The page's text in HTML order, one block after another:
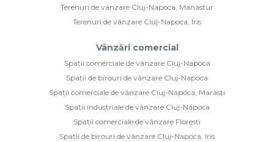
Terenuri de vânzare Cluj-Napoca, Manastur
Terenuri de vânzare Cluj-Napoca, Iris
Vânzări comercial
Spații comerciale de vânzare Cluj-Napoca
Spații de birouri de vânzare Cluj-Napoca
Spații comerciale de vânzare Cluj-Napoca, Marasti
Spații industriale de vânzare Cluj-Napoca
Spații comerciale de vânzare Floresti
Spații de birouri de vânzare Cluj-Napoca, Iris